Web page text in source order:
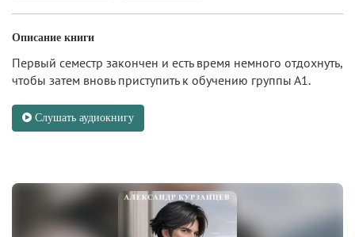
Описание книги
Первый семестр закончен и есть время немного отдохнуть,
чтобы затем вновь приступить к обучению группы А1.
Слушать аудиокнигу